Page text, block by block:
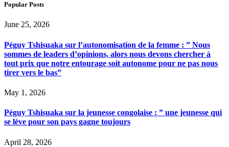
Popular Posts
June 25, 2026
Péguy Tshisuaka sur l’autonomisation de la femme : ” Nous
sommes de leaders d’opinions, alors nous devons chercher à
tout prix que notre entourage soit autonome pour ne pas nous
tirer vers le bas”
May 1, 2026
Péguy Tshisuaka sur la jeunesse congolaise : ” une jeunesse qui
se lève pour son pays gagne toujours
April 28, 2026